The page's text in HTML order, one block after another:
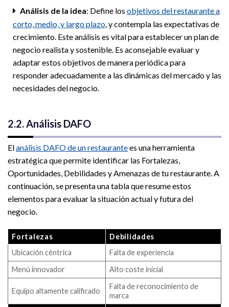
Análisis de la idea: Define los objetivos del restaurante a
corto, medio, y largo plazo, y contempla las expectativas de
crecimiento. Este análisis es vital para establecer un plan de
negocio realista y sostenible. Es aconsejable evaluar y
adaptar estos objetivos de manera periódica para
responder adecuadamente a las dinámicas del mercado y las
necesidades del negocio.
2.2. Análisis DAFO
Elanálisis DAFO de un restaurantees una herramienta
estratégica que permite identificar las Fortalezas,
Oportunidades, Debilidades y Amenazas de tu restaurante. A
continuación, se presenta una tabla que resume estos
elementos para evaluar la situación actual y futura del
negocio.
Fortalezas
Debilidades
Ubicación céntrica
Falta de experiencia
Menú innovador
Alto coste inicial
Equipo altamente calificado
Falta de reconocimiento de
marca